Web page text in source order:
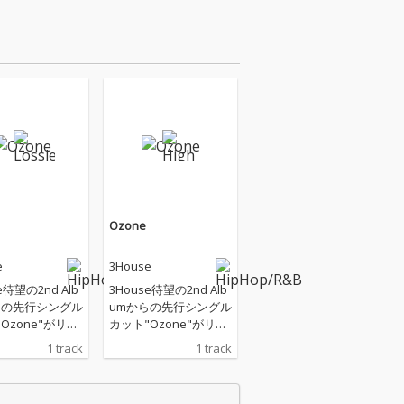
望の2nd Alb
先行シングル
がリリ
よる浮遊感あ
1 track
Ozone
3House
3House待望の2nd Alb
umからの先行シングル
カット"Ozone"がリリ
ュースによる浮遊感あ
1 track